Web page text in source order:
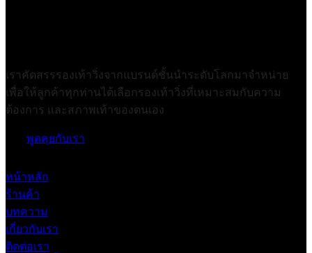
เราคัดสรรรองเท้าวิ่งจากแบรนด์ชั้นนำระดับโลกมาจำหน่าย
เพื่อให้ลูกค้าทุกท่านได้เลือกรองเท้าวิ่งที่เหมาะสมกับความ
ต้องการ และสภาพเท้าของตนเอง
พูดคุยกับเรา
หน้าหลัก
ร้านค้า
บทความ
เกี่ยวกับเรา
ติดต่อเรา